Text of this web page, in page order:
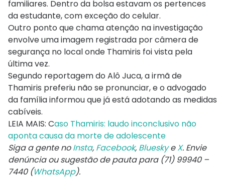
familiares. Dentro da bolsa estavam os pertences
da estudante, com exceção do celular.
Outro ponto que chama atenção na investigação
envolve uma imagem registrada por câmera de
segurança no local onde Thamiris foi vista pela
última vez.
Segundo reportagem do Alô Juca, a irmã de
Thamiris preferiu não se pronunciar, e o advogado
da família informou que já está adotando as medidas
cabíveis.
LEIA MAIS: Caso Thamiris: laudo inconclusivo não
aponta causa da morte de adolescente
Siga a gente noInsta, Facebook, BlueskyeX. Envie
denúncia ou sugestão de pauta para (71) 99940 –
7440 (WhatsApp).